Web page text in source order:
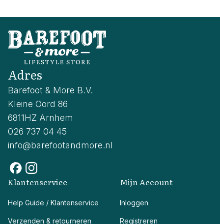
Adres
Barefoot & More B.V.
Kleine Oord 86
6811HZ Arnhem
026 737 04 45
info@barefootandmore.nl
Klantenservice
Help Guide / Klantenservice
Verzenden & retourneren
Mijn Account
Inloggen
Registreren